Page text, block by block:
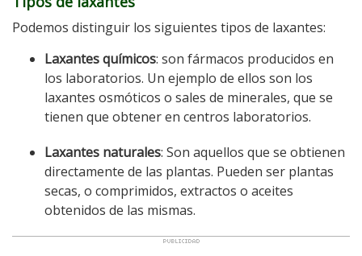
Podemos distinguir los siguientes tipos de laxantes:
Laxantes químicos: son fármacos producidos en
los laboratorios. Un ejemplo de ellos son los
laxantes osmóticos o sales de minerales, que se
tienen que obtener en centros laboratorios.
Laxantes naturales: Son aquellos que se obtienen
directamente de las plantas. Pueden ser plantas
secas, o comprimidos, extractos o aceites
obtenidos de las mismas.